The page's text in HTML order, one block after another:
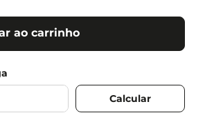
ao carrinho